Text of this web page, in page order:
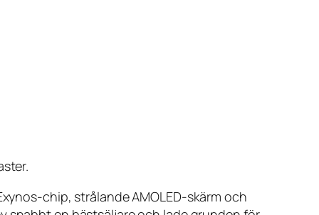
chip, strålande AMOLED-skärm och